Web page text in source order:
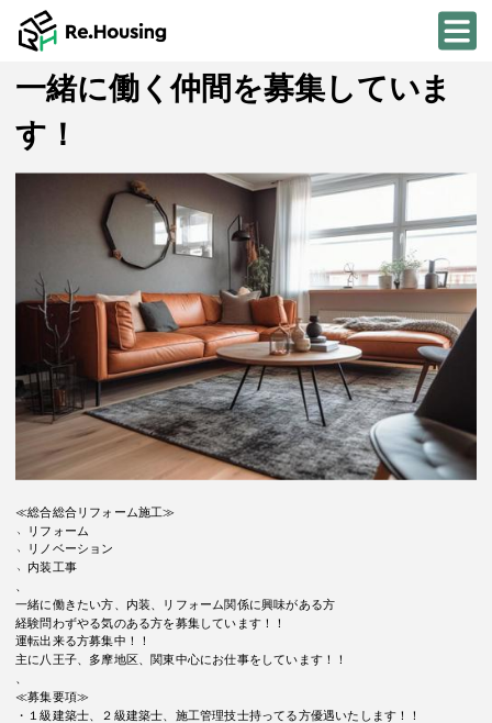
一緒に働く仲間を募集していま
す！
≪総合総合リフォーム施工≫
﹆リフォーム
﹆リノベーション
﹆内装工事
一緒に働きたい方、内装、リフォーム関係に興味がある方
経験問わずやる気のある方を募集しています！！
運転出来る方募集中！！
主に八王子、多摩地区、関東中心にお仕事をしています！！
≪募集要項≫
・１級建築士、２級建築士、施工管理技士持ってる方優遇いたします！！